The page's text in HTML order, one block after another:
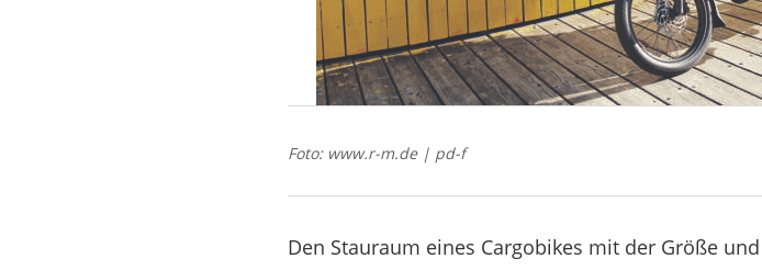
Foto: www.r-m.de | pd-f
Den Stauraum eines Cargobikes mit der Größe